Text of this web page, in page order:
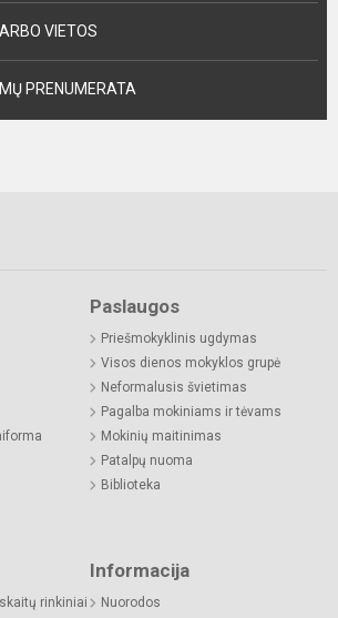
VIETOS
PRENUMERATA
Paslaugos
Priešmokyklinis ugdymas
Visos dienos mokyklos grupė
Neformalusis švietimas
Pagalba mokiniams ir tėvams
Mokinių maitinimas
Patalpų nuoma
Biblioteka
rinkiniai
Informacija
Nuorodos